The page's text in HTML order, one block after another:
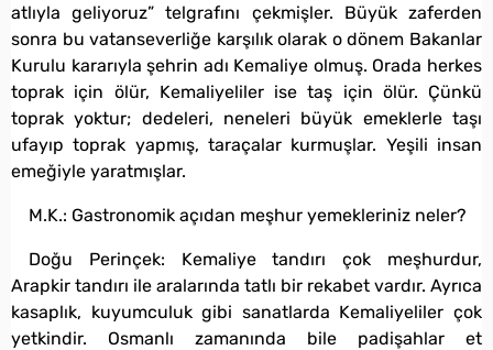
atlıyla geliyoruz” telgrafını çekmişler. Büyük zaferden
sonra bu vatanseverliğe karşılık olarak o dönem Bakanlar
Kurulu kararıyla şehrin adı Kemaliye olmuş. Orada herkes
toprak için ölür, Kemaliyeliler ise taş için ölür. Çünkü
toprak yoktur; dedeleri, neneleri büyük emeklerle taşı
ufayıp toprak yapmış, taraçalar kurmuşlar. Yeşili insan
emeğiyle yaratmışlar.
M.K.: Gastronomik açıdan meşhur yemekleriniz neler?
Doğu Perinçek: Kemaliye tandırı çok meşhurdur,
Arapkir tandırı ile aralarında tatlı bir rekabet vardır. Ayrıca
kasaplık, kuyumculuk gibi sanatlarda Kemaliyeliler çok
yetkindir. Osmanlı zamanında bile padişahlar et